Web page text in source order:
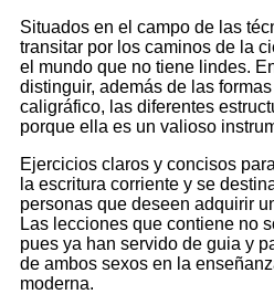
Situados en el campo de las
transitar por los caminos de la
el mundo que no tiene lindes.
distinguir, además de las
caligráfico, las diferentes
porque ella es un valioso
Ejercicios claros y concisos
la escritura corriente y se
personas que deseen adquirir
Las lecciones que contiene no
pues ya han servido de guia y
de ambos sexos en la
moderna.